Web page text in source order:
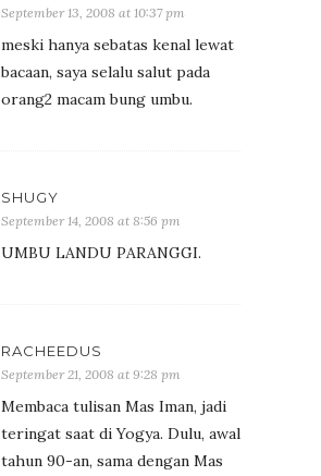
September 13, 2008 at 10:37 pm
meski hanya sebatas kenal lewat
bacaan, saya selalu salut pada
orang2 macam bung umbu.
SHUGY
September 14, 2008 at 8:56 pm
UMBU LANDU PARANGGI.
RACHEEDUS
September 21, 2008 at 9:28 pm
Membaca tulisan Mas Iman, jadi
teringat saat di Yogya. Dulu, awal
tahun 90-an, sama dengan Mas